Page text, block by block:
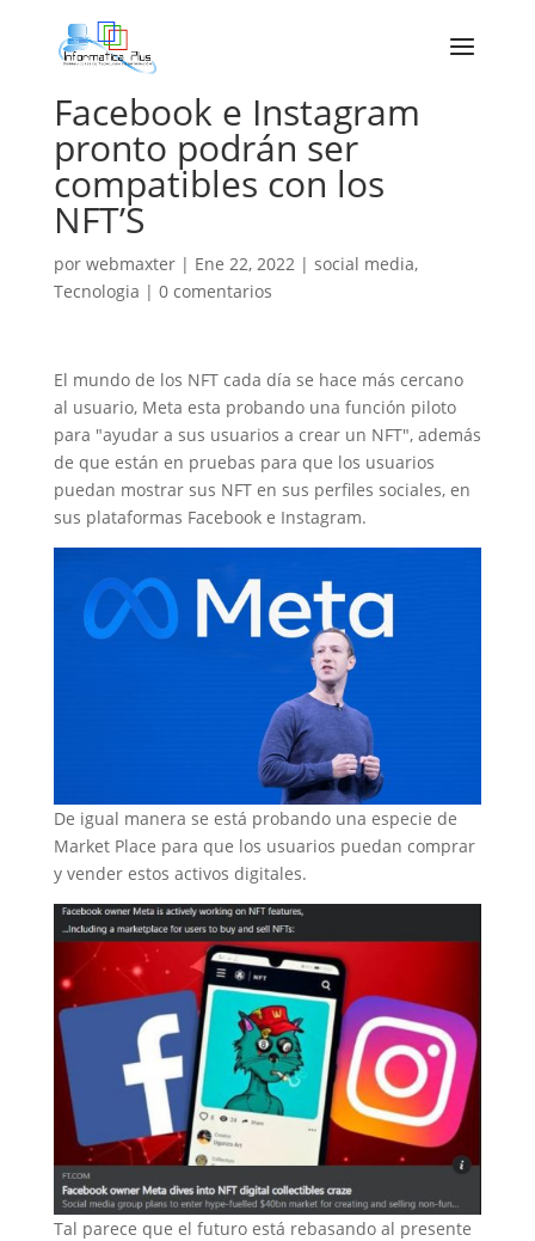
Facebook e Instagram
pronto podrán ser
compatibles con los
NFT’S
por webmaxter| Ene 22, 2022| social media,
Tecnologia | 0 comentarios
El mundo de los NFT cada día se hace más cercano
al usuario, Meta esta probando una función piloto
para "ayudar a sus usuarios a crear un NFT", además
de que están en pruebas para que los usuarios
puedan mostrar sus NFT en sus perfiles sociales, en
sus plataformas Facebook e Instagram.
De igual manera se está probando una especie de
Market Place para que los usuarios puedan comprar
y vender estos activos digitales.
Tal parece que el futuro está rebasando al presente